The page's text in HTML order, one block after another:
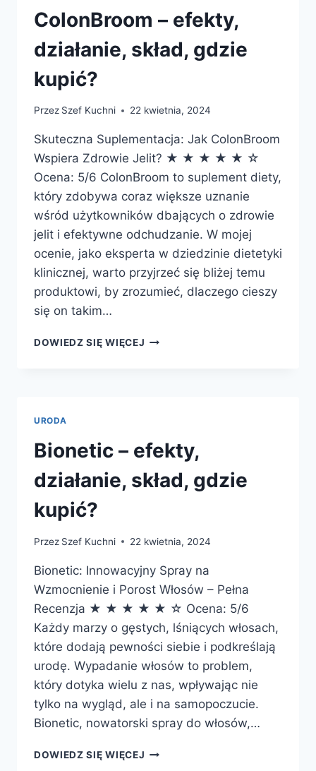
I
GDZIE
KUPIĆ?
ColonBroom – efekty,
działanie, skład, gdzie
kupić?
Przez Szef Kuchni 22 kwietnia, 2024
Skuteczna Suplementacja: Jak ColonBroom
Wspiera Zdrowie Jelit? ★ ★ ★ ★ ★ ☆
Ocena: 5/6 ColonBroom to suplement diety,
który zdobywa coraz większe uznanie
wśród użytkowników dbających o zdrowie
jelit i efektywne odchudzanie. W mojej
ocenie, jako eksperta w dziedzinie dietetyki
klinicznej, warto przyjrzeć się bliżej temu
produktowi, by zrozumieć, dlaczego cieszy
się on takim…
DOWIEDZ SIĘ WIĘCEJ COLONBROOM
URODA
Bionetic – efekty,
działanie, skład, gdzie
kupić?
Przez Szef Kuchni 22 kwietnia, 2024
Bionetic: Innowacyjny Spray na
Wzmocnienie i Porost Włosów – Pełna
Recenzja ★ ★ ★ ★ ★ ☆ Ocena: 5/6
Każdy marzy o gęstych, lśniących włosach,
które dodają pewności siebie i podkreślają
urodę. Wypadanie włosów to problem,
który dotyka wielu z nas, wpływając nie
tylko na wygląd, ale i na samopoczucie.
Bionetic, nowatorski spray do włosów,…
DOWIEDZ SIĘ WIĘCEJ BIONETIC